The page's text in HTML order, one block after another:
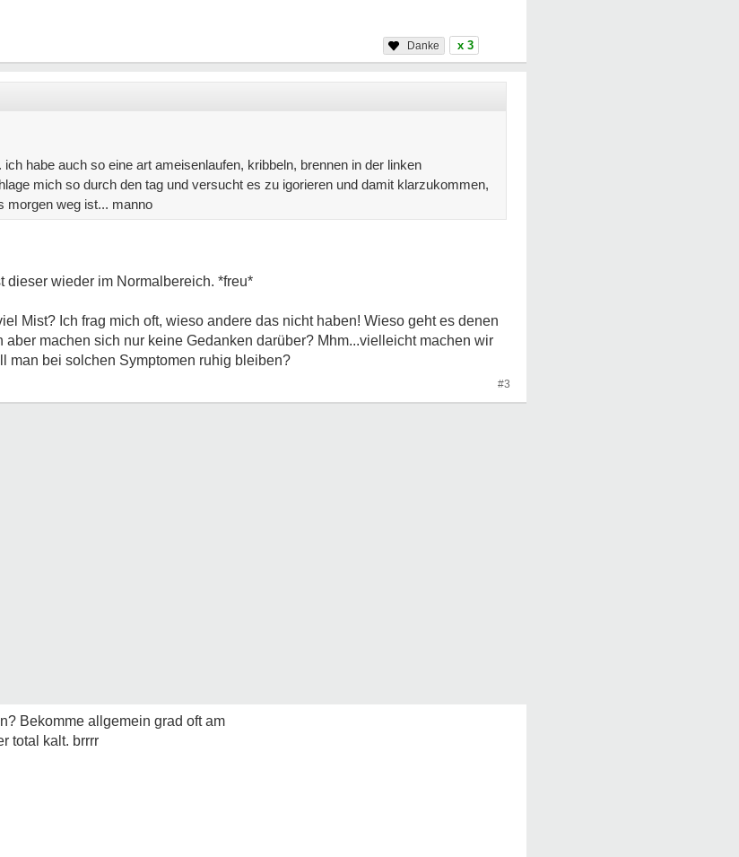
x 3
habe auch so eine art ameisenlaufen, kribbeln, brennen in der linken
mich so durch den tag und versucht es zu igorieren und damit klarzukommen,
morgen weg ist... manno
dieser wieder im Normalbereich. *freu*
Mist? Ich frag mich oft, wieso andere das nicht haben! Wieso geht es denen
machen sich nur keine Gedanken darüber? Mhm...vielleicht machen wir
man bei solchen Symptomen ruhig bleiben?
#3
Bekomme allgemein grad oft am
total kalt. brrrr